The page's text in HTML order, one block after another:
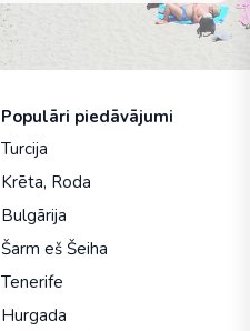
Populāri piedāvājumi
Turcija
Krēta, Roda
Bulgārija
Šarm eš Šeiha
Tenerife
Hurgada